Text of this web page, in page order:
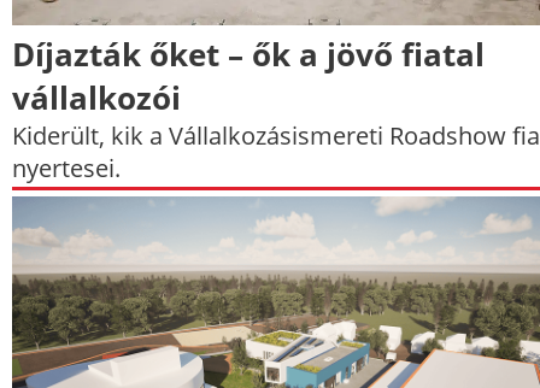
Díjazták őket – ők a jövő fiatal
vállalkozói
Kiderült, kik a Vállalkozásismereti Roadshow
nyertesei.